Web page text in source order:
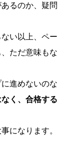
るのか、疑問
い以上、ペー
ただ意味もな
進めないのな
く、合格する
になります。